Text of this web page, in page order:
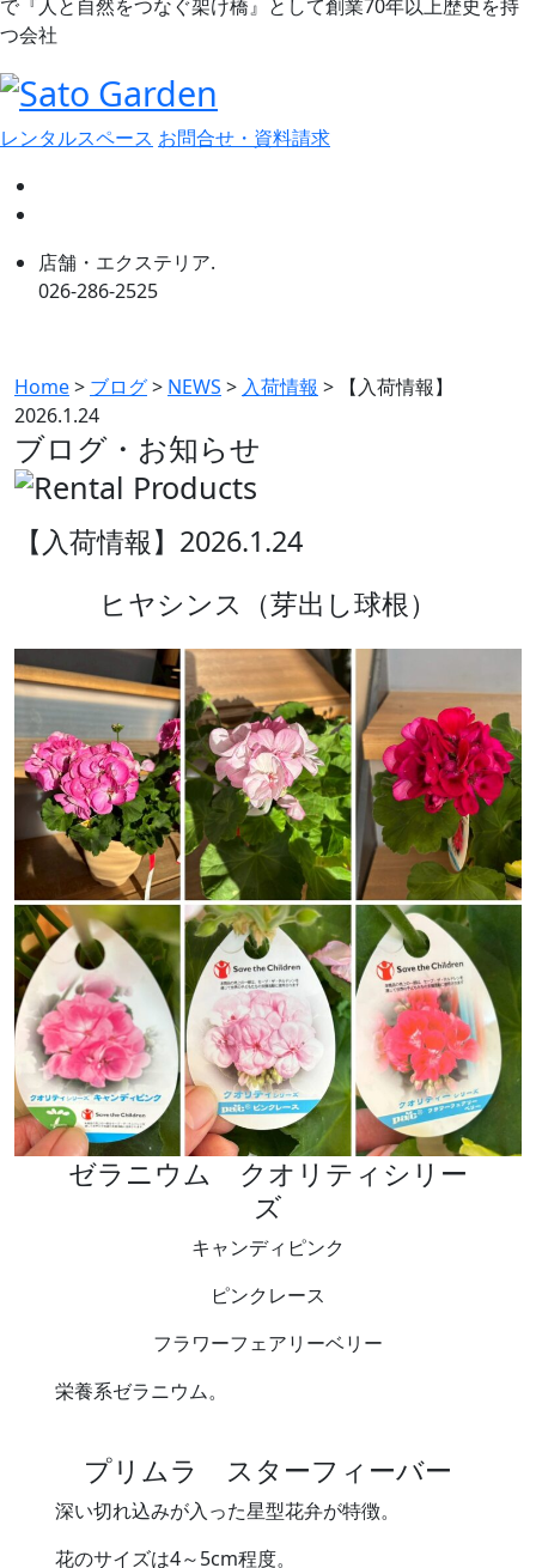
で『人と自然をつなぐ架け橋』として創業70年以上歴史を持
つ会社
レンタルスペース お問合せ・資料請求
店舗・エクステリア.
026-286-2525
Home> ブログ> NEWS > 入荷情報 >
【入荷情報】
2026.1.24
ブログ・お知らせ
【入荷情報】2026.1.24
ヒヤシンス（芽出し球根）
ゼラニウム クオリティシリー
ズ
キャンディピンク
ピンクレース
フラワーフェアリーベリー
栄養系ゼラニウム。
プリムラ スターフィーバー
深い切れ込みが入った星型花弁が特徴。
花のサイズは4～5cm程度。